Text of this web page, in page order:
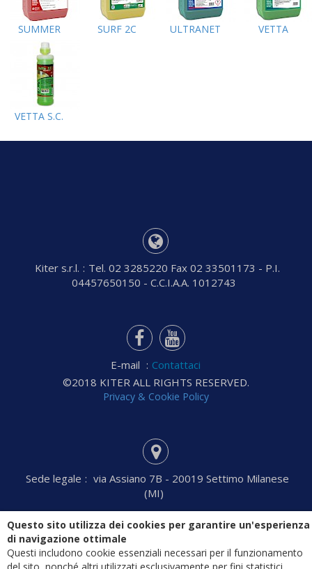
SUMMER SURF 2C ULTRANET VETTA
VETTA S.C.
Kiter s.r.l. : Tel. 02 3285220 Fax 02 33501173 - P.I.
04457650150 - C.C.I.A.A. 1012743
E-mail : Contattaci
©2018 KITER ALL RIGHTS RESERVED.
Privacy & Cookie Policy
Sede legale : via Assiano 7B - 20019 Settimo Milanese
(MI)
Questo sito utilizza dei cookies per garantire un'esperienza
di navigazione ottimale
Questi includono cookie essenziali necessari per il funzionamento